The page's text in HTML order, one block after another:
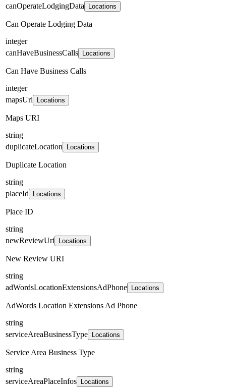
canOperateLodgingData
Locations
Can Operate Lodging Data
integer
canHaveBusinessCalls
Locations
Can Have Business Calls
integer
mapsUri
Locations
Maps URI
string
duplicateLocation
Locations
Duplicate Location
string
placeId
Locations
Place ID
string
newReviewUri
Locations
New Review URI
string
adWordsLocationExtensionsAdPhone
Locations
AdWords Location Extensions Ad Phone
string
serviceAreaBusinessType
Locations
Service Area Business Type
string
serviceAreaPlaceInfos
Locations